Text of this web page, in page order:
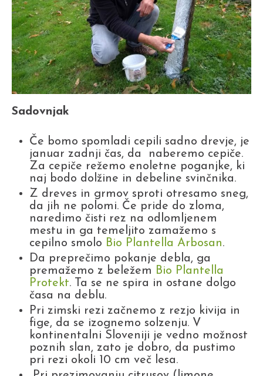
Sadovnjak
Če bomo spomladi cepili sadno drevje, je
januar zadnji čas, da naberemo cepiče.
Za cepiče režemo enoletne poganjke, ki
naj bodo dolžine in debeline svinčnika.
Z dreves in grmov sproti otresamo sneg,
da jih ne polomi. Če pride do zloma,
naredimo čisti rez na odlomljenem
mestu in ga temeljito zamažemo s
cepilno smolo Bio Plantella Arbosan.
Da preprečimo pokanje debla, ga
premažemo z beležem Bio Plantella
Protekt. Ta se ne spira in ostane dolgo
časa na deblu.
Pri zimski rezi začnemo z rezjo kivija in
fige, da se izognemo solzenju. V
kontinentalni Sloveniji je vedno možnost
poznih slan, zato je dobro, da pustimo
pri rezi okoli 10 cm več lesa.